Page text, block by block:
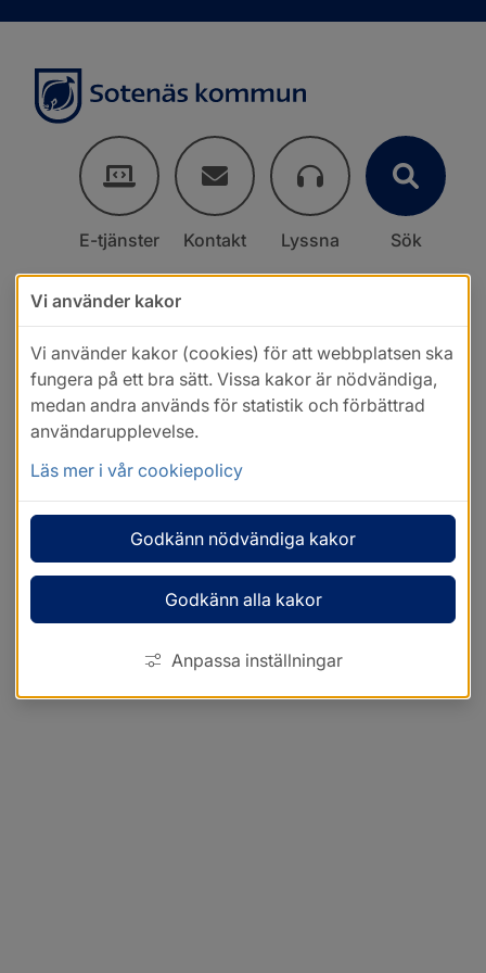
E-tjänster Kontakt Lyssna Sök
Vi använder kakor
Vi använder kakor (cookies) för att webbplatsen ska
fungera på ett bra sätt. Vissa kakor är nödvändiga,
medan andra används för statistik och förbättrad
användarupplevelse.
Läs mer i vår cookiepolicy
Godkänn nödvändiga kakor
Godkänn alla kakor
Anpassa inställningar